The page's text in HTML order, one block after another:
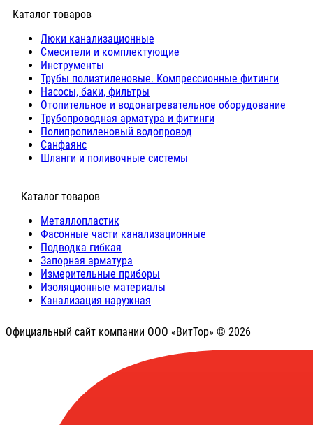
Каталог товаров
Люки канализационные
Cмесители и комплектующие
Инструменты
Трубы полиэтиленовые. Компрессионные фитинги
Насосы, баки, фильтры
Отопительное и водонагревательное оборудование
Трубопроводная арматура и фитинги
Полипропиленовый водопровод
Санфаянс
Шланги и поливочные системы
⠀Каталог товаров
Металлопластик
Фасонные части канализационные
Подводка гибкая
Запорная арматура
Измерительные приборы
Изоляционные материалы
Канализация наружная
Официальный сайт компании ООО «ВитТор» © 2026